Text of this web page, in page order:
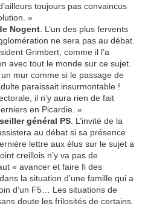
toujours pas convaincus
»
Nogent . L’un des plus fervents
ne sera pas au débat.
Grimbert, comme il l’a
avec tout le monde sur ce sujet.
mur comme si le passage de
paraissait insurmontable !
il n’y aura rien de fait
en Picardie. »
général PS . L’invité de la
au débat si sa présence
lettre aux élus sur le sujet a
creillois n’y va pas de
« avancer et faire fi des
la situation d’une famille qui a
d’un F5… Les situations de
doute les frilosités de certains.